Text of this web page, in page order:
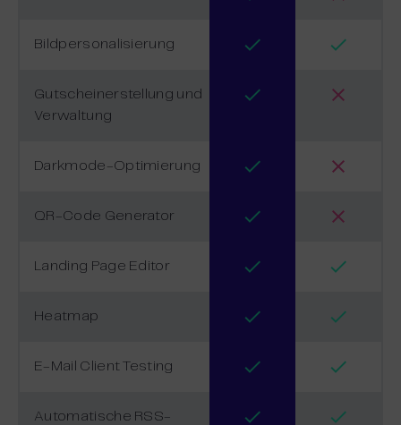
Bildpersonalisierung
Gutscheinerstellung und
Verwaltung
Darkmode-Optimierung
QR-Code Generator
Landing Page Editor
Heatmap
E-Mail Client Testing
Automatische RSS-